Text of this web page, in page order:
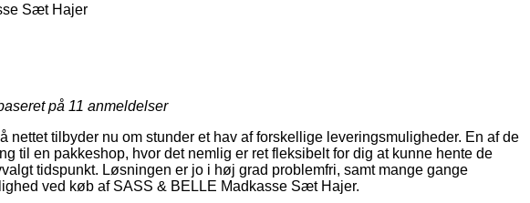
Sæt Hajer
på 11 anmeldelser
nettet tilbyder nu om stunder et hav af forskellige leveringsmuligheder. En af de
til en pakkeshop, hvor det nemlig er ret fleksibelt for dig at kunne hente de
tidspunkt. Løsningen er jo i høj grad problemfri, samt mange gange
ved køb af SASS & BELLE Madkasse Sæt Hajer.